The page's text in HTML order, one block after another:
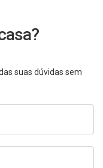
suas dúvidas sem